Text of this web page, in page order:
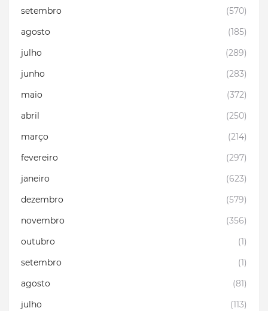
setembro
(570)
agosto
(185)
julho
(289)
junho
(283)
maio
(372)
abril
(250)
março
(214)
fevereiro
(297)
janeiro
(623)
dezembro
(579)
novembro
(356)
outubro
(1)
setembro
(1)
agosto
(81)
julho
(113)